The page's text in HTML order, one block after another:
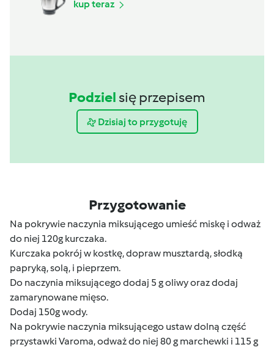
kup teraz
Podziel się przepisem
Dzisiaj to przygotuję
Przygotowanie
Na pokrywie naczynia miksującego umieść miskę i odważ
do niej 120g kurczaka.
Kurczaka pokrój w kostkę, dopraw musztardą, słodką
papryką, solą, i pieprzem.
Do naczynia miksującego dodaj 5 g oliwy oraz dodaj
zamarynowane mięso.
Dodaj 150g wody.
Na pokrywie naczynia miksującego ustaw dolną część
przystawki Varoma, odważ do niej 80 g marchewki i 115 g